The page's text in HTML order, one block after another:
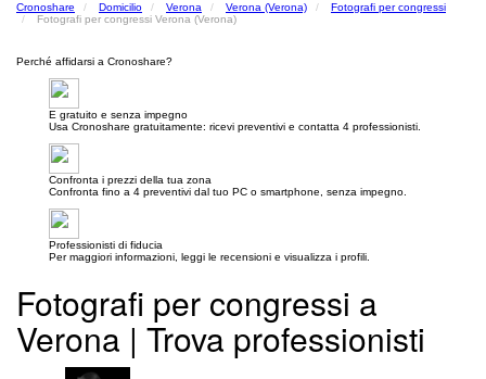
Cronoshare Domicilio Verona Verona (Verona)
Fotografi per congressi
Fotografi per congressi Verona (Verona)
Perché affidarsi a Cronoshare?
E gratuito e senza impegno
Usa Cronoshare gratuitamente: ricevi preventivi e contatta 4 professionisti.
Confronta i prezzi della tua zona
Confronta fino a 4 preventivi dal tuo PC o smartphone, senza impegno.
Professionisti di fiducia
Per maggiori informazioni, leggi le recensioni e visualizza i profili.
Fotografi per congressi a
Verona | Trova professionisti